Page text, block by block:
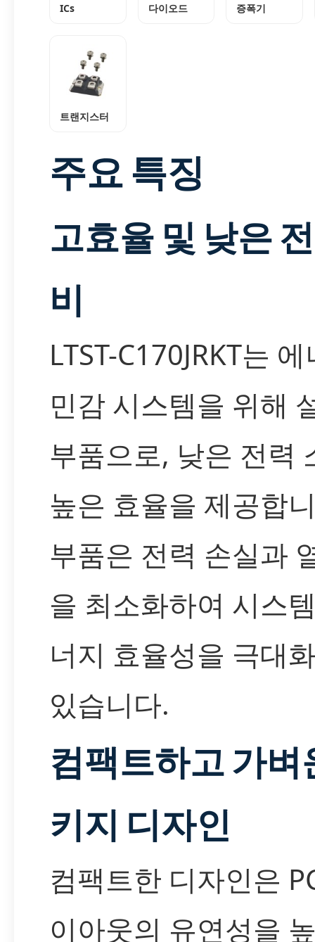
ICs 다이오드 증폭기
트랜지스터
주요 특징
고효율 및 낮은
비
LTST-C170JRKT는
민감 시스템을 위해
부품으로, 낮은 전력
높은 효율을 제공합
부품은 전력 손실과
을 최소화하여 시스
너지 효율성을 극대
있습니다.
컴팩트하고 가벼
키지 디자인
컴팩트한 디자인은
이아웃의 유연성을